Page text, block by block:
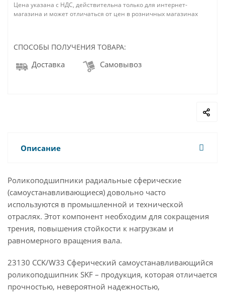
Цена указана с НДС, действительна только для интернет-
магазина и может отличаться от цен в розничных магазинах
СПОСОБЫ ПОЛУЧЕНИЯ ТОВАРА:
Доставка Самовывоз
Описание
Роликоподшипники радиальные сферические
(самоустанавливающиеся) довольно часто
используются в промышленной и технической
отраслях. Этот компонент необходим для сокращения
трения, повышения стойкости к нагрузкам и
равномерного вращения вала.
23130 CCK/W33 Сферический самоустанавливающийся
роликоподшипник SKF – продукция, которая отличается
прочностью, невероятной надежностью,